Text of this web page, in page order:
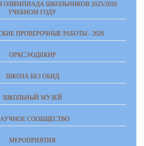
ОЛИМПИАДА ШКОЛЬНИКОВ 2025/2026
УЧЕБНОМ ГОДУ
ПРОВЕРОЧНЫЕ РАБОТЫ - 2026
ОРКСЭ/ОДНКНР
ШКОЛА БЕЗ ОБИД
ШКОЛЬНЫЙ МУЗЕЙ
СООБЩЕСТВО
МЕРОПРИЯТИЯ